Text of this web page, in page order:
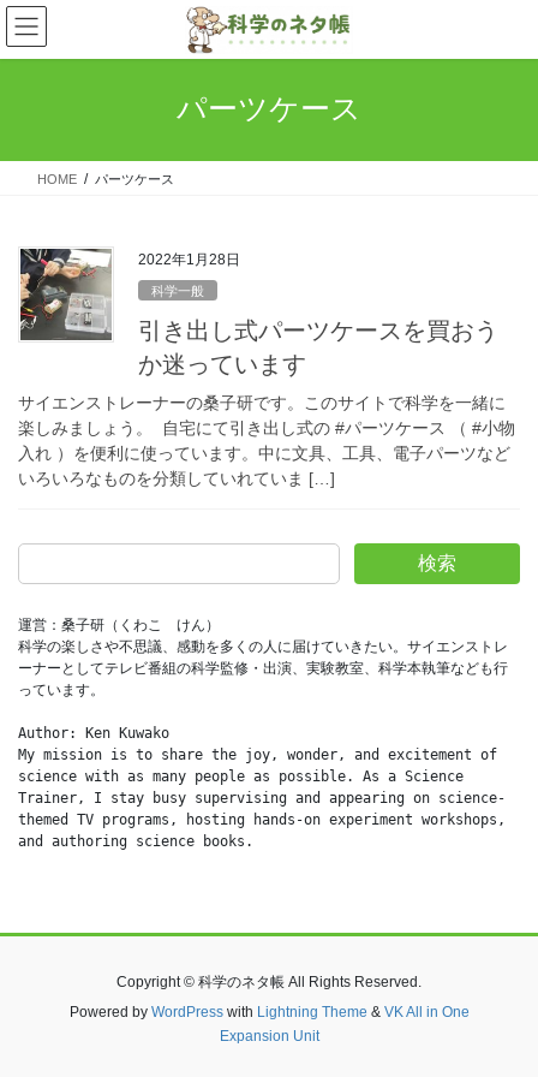
コ
ン
テ
ス
ナ
ビ
ゲ
ン
パーツケース
HOME パーツケース
2022年1月28日
科学一般
引き出し式パーツケースを買おう
か迷っています
サイエンストレーナーの桑子研です。このサイトで科学を一緒に
楽しみましょう。 自宅にて引き出し式の #パーツケース （ #小物
入れ ）を便利に使っています。中に文具、工具、電子パーツなど
いろいろなものを分類していれていま […]
検索
運営：桑子研（くわこ　けん）
科学の楽しさや不思議、感動を多くの人に届けていきたい。サイエンストレ
ーナーとしてテレビ番組の科学監修・出演、実験教室、科学本執筆なども行
っています。
Author: Ken Kuwako
My mission is to share the joy, wonder, and excitement of
science with as many people as possible. As a Science
Trainer, I stay busy supervising and appearing on science-
themed TV programs, hosting hands-on experiment workshops,
and authoring science books.
Copyright © 科学のネタ帳 All Rights Reserved.
Powered by WordPresswith Lightning Theme & VK All in One
Expansion Unit